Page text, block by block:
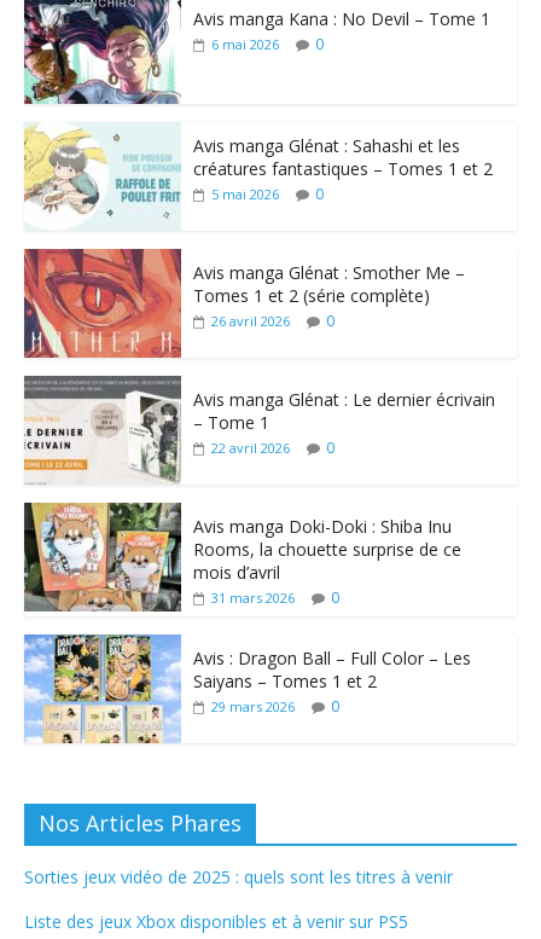
Avis manga Kana : No Devil – Tome 1
6 mai 2026 0
Avis manga Glénat : Sahashi et les
créatures fantastiques – Tomes 1 et 2
5 mai 2026 0
Avis manga Glénat : Smother Me –
Tomes 1 et 2 (série complète)
26 avril 2026 0
Avis manga Glénat : Le dernier écrivain
– Tome 1
22 avril 2026 0
Avis manga Doki-Doki : Shiba Inu
Rooms, la chouette surprise de ce
mois d’avril
31 mars 2026 0
Avis : Dragon Ball – Full Color – Les
Saiyans – Tomes 1 et 2
29 mars 2026 0
Nos Articles Phares
Sorties jeux vidéo de 2025 : quels sont les titres à venir
Liste des jeux Xbox disponibles et à venir sur PS5